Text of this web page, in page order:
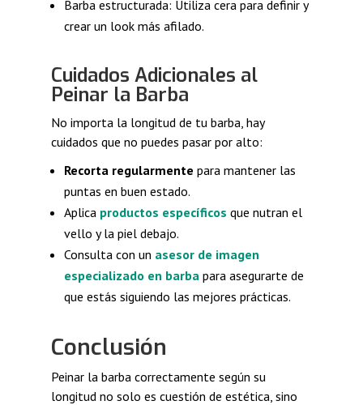
Barba estructurada: Utiliza cera para definir y
crear un look más afilado.
Cuidados Adicionales al
Peinar la Barba
No importa la longitud de tu barba, hay
cuidados que no puedes pasar por alto:
Recorta regularmente para mantener las
puntas en buen estado.
Aplica productos específicos que nutran el
vello y la piel debajo.
Consulta con un asesor de imagen
especializado en barba para asegurarte de
que estás siguiendo las mejores prácticas.
Conclusión
Peinar la barba correctamente según su
longitud no solo es cuestión de estética, sino